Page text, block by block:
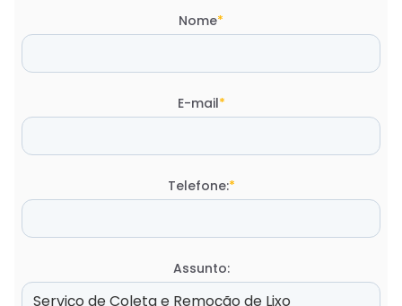
Nome*
E-mail*
Telefone:*
Assunto: